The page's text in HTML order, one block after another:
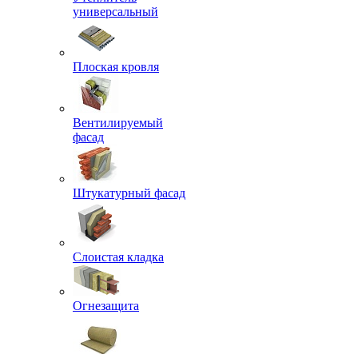
универсальный
Плоская кровля
Вентилируемый
фасад
Штукатурный фасад
Слоистая кладка
Огнезащита